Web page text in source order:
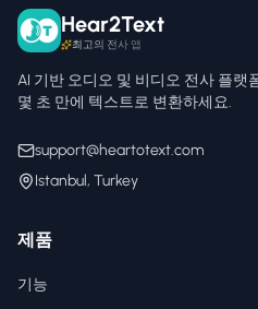
Hear2Text
최고의 전사 앱
AI 기반 오디오 및 비디오 전사 플랫
몇 초 만에 텍스트로 변환하세요.
support@heartotext.com
Istanbul, Turkey
제품
기능